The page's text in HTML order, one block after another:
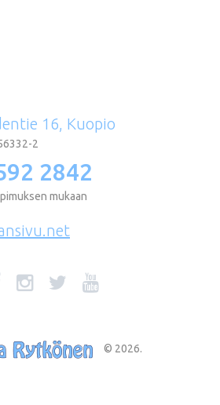
16, Kuopio
2
2842
mukaan
© 2026.